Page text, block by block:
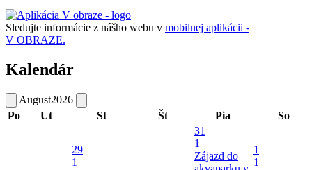
Sledujte informácie z nášho webu v mobilnej aplikácii -
V OBRAZE.
Kalendár
August2026
Po
Ut St Št Pia So
29
1
31
1
Zájazd do
1
1